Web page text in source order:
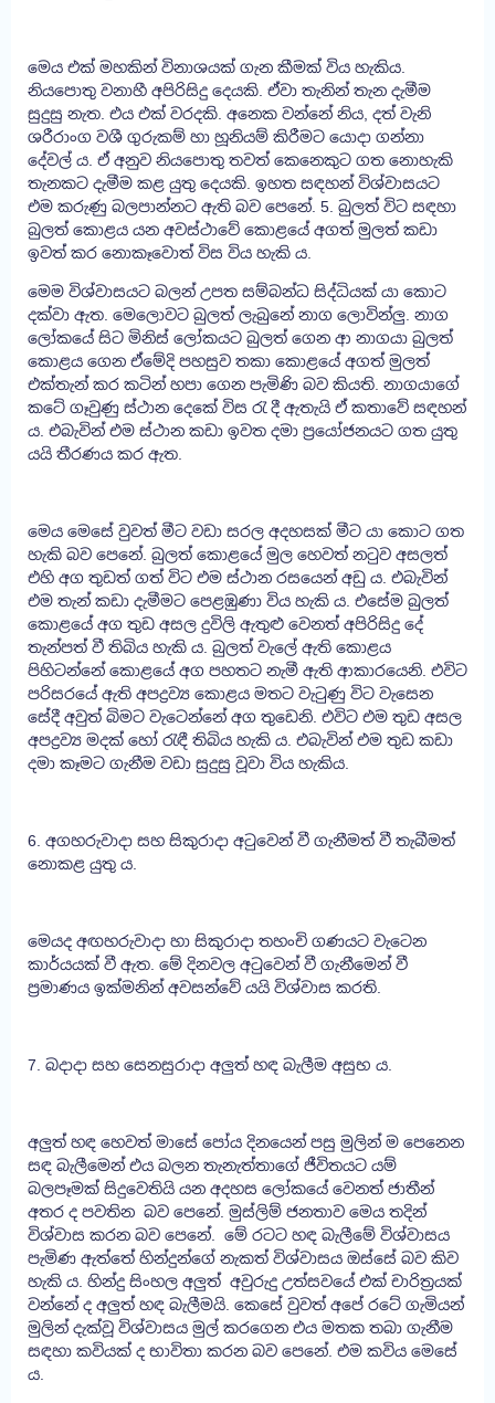
මෙය එක් මහකින් විනාශයක් ගැන කීමක් විය හැකිය.
නියපොතු වනාහී අපිරිසිදු දෙයකි. ඒවා තැනින් තැන දැමීම
සුදුසු නැත. එය එක් වරදකි. අනෙක වන්නේ නිය, දත් වැනි
ශරීරාංග වශී ගුරුකම් හා හූනියම් කිරීමට යොදා ගන්නා
දේවල් ය. ඒ අනුව නියපොතු තවත් කෙනෙකුට ගත නොහැකි
තැනකට දැමීම කළ යුතු දෙයකි. ඉහත සඳහන් විශ්වාසයට
එම කරුණු බලපාන්නට ඇති බව පෙනේ. 5. බුලත් විට සඳහා
බුලත් කොළය යන අවස්ථාවේ කොළයේ අගත් මුලත් කඩා
ඉවත් කර නොකෑවොත් විස විය හැකි ය.
මෙම විශ්වාසයට බලන් උපත සම්බන්ධ සිද්ධියක් යා කොට
දක්වා ඇත. මෙලොවට බුලත් ලැබුනේ නාග ලොවින්ලු. නාග
ලෝකයේ සිට මිනිස් ලෝකයට බුලත් ගෙන ආ නාගයා බුලත්
කොළය ගෙන ඒමේදි පහසුව තකා කොළයේ අගත් මුලත්
එක්තැන් කර කටින් හපා ගෙන පැමිණි බව කියති. නාගයාගේ
කටේ ගෑවුණු ස්ථාන දෙකේ විස රැ දී ඇතැයි ඒ කතාවේ සඳහන්
ය. එබැවින් එම ස්ථාන කඩා ඉවත දමා ප්‍රයෝජනයට ගත යුතු
යයි තීරණය කර ඇත.
මෙය මෙසේ වුවත් මීට වඩා සරල අදහසක් මීට යා කොට ගත
හැකි බව පෙනේ. බුලත් කොළයේ මුල හෙවත් නටුව අසලත්
එහි අග තුඩත් ගත් විට එම ස්ථාන රසයෙන් අඩු ය. එබැවින්
එම තැන් කඩා දැමීමට පෙළඹුණා විය හැකි ය. එසේම බුලත්
කොළයේ අග තුඩ අසල දුවිලි ඇතුළු වෙනත් අපිරිසිදු දේ
තැන්පත් වී තිබිය හැකි ය. බුලත් වැලේ ඇති කොළය
පිහිටන්නේ කොළයේ අග පහතට නැමී ඇති ආකාරයෙනි. එවිට
පරිසරයේ ඇති අපද්‍රව්‍ය කොළය මතට වැටුණු විට වැසෙන
සේදී අවුත් බිමට වැටෙන්නේ අග තුඩෙනි. එවිට එම තුඩ අසල
අපද්‍රව්‍ය මදක් හෝ රැඳී තිබිය හැකි ය. එබැවින් එම තුඩ කඩා
දමා කෑමට ගැනීම වඩා සුදුසු වූවා විය හැකිය.
6. අගහරුවාදා සහ සිකුරාදා අටුවෙන් වී ගැනීමත් වී තැබීමත්
නොකළ යුතු ය.
මෙයද අඟහරුවාදා හා සිකුරාදා තහංචි ගණයට වැටෙන
කාර්යයක් වී ඇත. මේ දිනවල අටුවෙන් වී ගැනීමෙන් වී
ප්‍රමාණය ඉක්මනින් අවසන්වේ යයි විශ්වාස කරති.
7. බදාදා සහ සෙනසුරාදා අලුත් හඳ බැලීම අසුභ ය.
අලුත් හඳ හෙවත් මාසේ පෝය දිනයෙන් පසු මුලින් ම පෙනෙන
සඳ බැලීමෙන් එය බලන තැනැත්තාගේ ජීවිතයට යම්
බලපෑමක් සිදුවෙතියි යන අදහස ලෝකයේ වෙනත් ජාතීන්
අතර ද පවතින බව පෙනේ. මුස්ලිම් ජනතාව මෙය තදින්
විශ්වාස කරන බව පෙනේ. මේ රටට හඳ බැලීමේ විශ්වාසය
පැමිණ ඇත්තේ හින්දුන්ගේ නැකත් විශ්වාසය ඔස්සේ බව කිව
හැකි ය. හින්දු සිංහල අලුත් අවුරුදු උත්සවයේ එක් චාරිත්‍රයක්
වන්නේ ද අලුත් හඳ බැලීමයි. කෙසේ වුවත් අපේ රටේ ගැමියන්
මුලින් දැක්වූ විශ්වාසය මුල් කරගෙන එය මතක තබා ගැනීම
සඳහා කවියක් ද භාවිතා කරන බව පෙනේ. එම කවිය මෙසේ
ය.